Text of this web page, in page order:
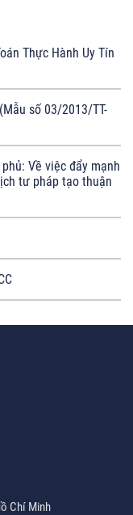
Thực Hành Uy Tín
số 03/2013/TT-
Về việc đẩy mạnh
tư pháp tạo thuận
Chí Minh